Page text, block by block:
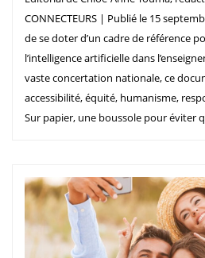
CONNECTEURS | Publié le 15
de se doter d’un cadre de référence
l’intelligence artificielle dans
vaste concertation nationale, ce
accessibilité, équité, humanisme,
Sur papier, une boussole pour éviter